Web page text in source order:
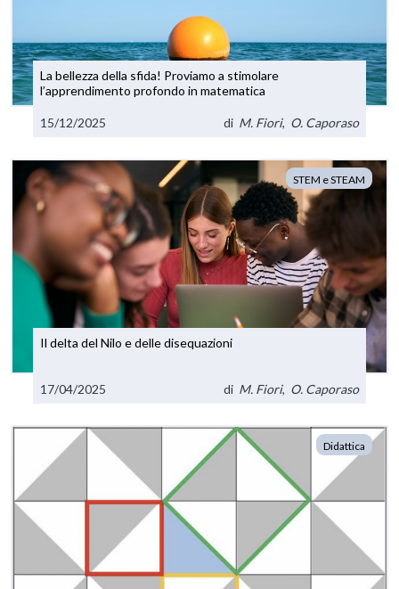
La bellezza della sfida! Proviamo a stimolare
l’apprendimento profondo in matematica
15/12/2025 di M. Fiori, O. Caporaso
STEM e STEAM
Il delta del Nilo e delle disequazioni
17/04/2025 di M. Fiori, O. Caporaso
Didattica